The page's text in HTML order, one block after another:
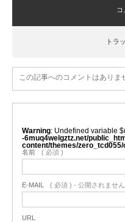
トラ
この記事へのコメントはありま
Warning : Undefined variable
-6muq4welgztz.net/
content/themes/
名前 ( 必須 )
E-MAIL ( 必須 ) - 公開されませ
URL